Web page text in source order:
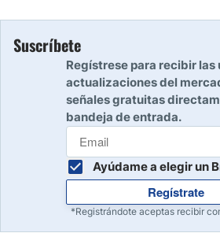
Suscríbete
Regístrese para recibir las
actualizaciones del
señales gratuitas
bandeja de entrada.
Ayúdame a elegir un
Regístrate
*Registrándote aceptas recibir